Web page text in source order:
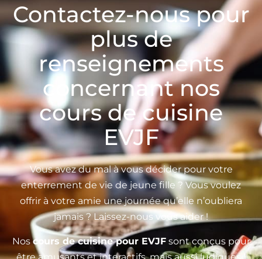
Contactez-nous pour
plus de
renseignements
concernant nos
cours de cuisine
EVJF
Vous avez du mal à vous décider pour votre
enterrement de vie de jeune fille ? Vous voulez
offrir à votre amie une journée qu’elle n’oubliera
jamais ? Laissez-nous vous aider !
Noscours de cuisine pour EVJFsont conçus pour
être amusants et interactifs, mais aussi ludiques !